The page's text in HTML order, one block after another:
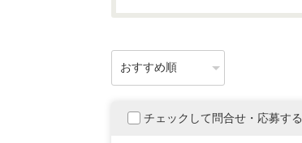
チェックして問合せ・応募する